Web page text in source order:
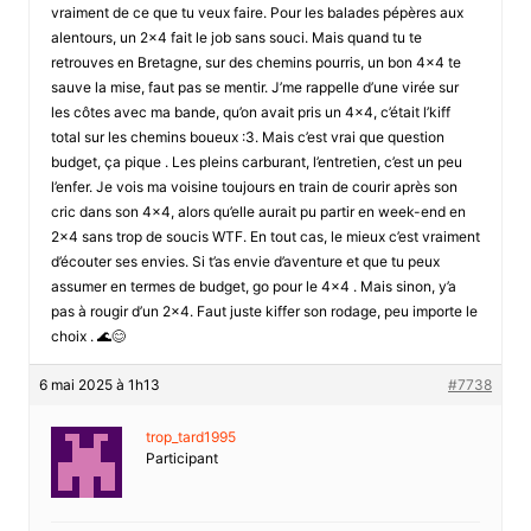
vraiment de ce que tu veux faire. Pour les balades pépères aux
alentours, un 2×4 fait le job sans souci. Mais quand tu te
retrouves en Bretagne, sur des chemins pourris, un bon 4×4 te
sauve la mise, faut pas se mentir. J’me rappelle d’une virée sur
les côtes avec ma bande, qu’on avait pris un 4×4, c’était l’kiff
total sur les chemins boueux :3. Mais c’est vrai que question
budget, ça pique . Les pleins carburant, l’entretien, c’est un peu
l’enfer. Je vois ma voisine toujours en train de courir après son
cric dans son 4×4, alors qu’elle aurait pu partir en week-end en
2×4 sans trop de soucis WTF. En tout cas, le mieux c’est vraiment
d’écouter ses envies. Si t’as envie d’aventure et que tu peux
assumer en termes de budget, go pour le 4×4 . Mais sinon, y’a
pas à rougir d’un 2×4. Faut juste kiffer son rodage, peu importe le
choix . 🌊😊
6 mai 2025 à 1h13 #7738
trop_tard1995
Participant